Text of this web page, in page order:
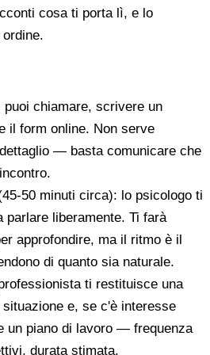
cosa ti porta lì, e lo
puoi chiamare, scrivere un
il form online. Non serve
— basta comunicare che
50 minuti circa): lo psicologo ti
parlare liberamente. Ti farà
approfondire, ma il ritmo è il
di quanto sia naturale.
ti restituisce una
e, se c'è interesse
un piano di lavoro — frequenza
durata stimata.